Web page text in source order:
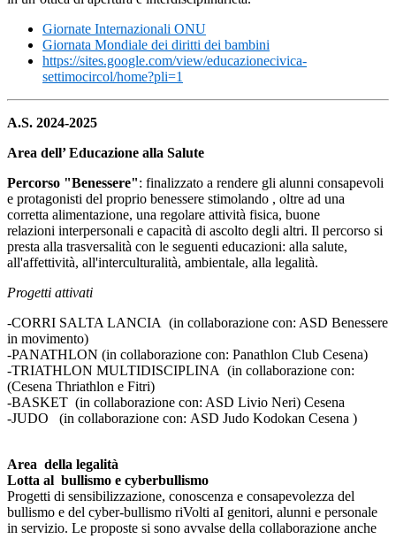
Giornate Internazionali ONU
Giornata Mondiale dei diritti dei bambini
https://sites.google.com/view/educazionecivica-
settimocircol/home?pli=1
A.S. 2024-2025
Area dell’ Educazione alla Salute
Percorso "Benessere": finalizzato a rendere gli alunni consapevoli
e protagonisti del proprio benessere stimolando , oltre ad una
corretta alimentazione, una regolare attività fisica, buone
relazioni interpersonali e capacità di ascolto degli altri. Il percorso si
presta alla trasversalità con le seguenti educazioni: alla salute,
all'affettività, all'interculturalità, ambientale, alla legalità.
Progetti attivati
-CORRI SALTA LANCIA (in collaborazione con: ASD Benessere
in movimento)
-PANATHLON (in collaborazione con: Panathlon Club Cesena)
-TRIATHLON MULTIDISCIPLINA (in collaborazione con:
(Cesena Thriathlon e Fitri)
-BASKET (in collaborazione con: ASD Livio Neri) Cesena
-JUDO
(in collaborazione con: ASD Judo Kodokan Cesena )
Area della legalità
Lotta al bullismo e cyberbullismo
Progetti di sensibilizzazione, conoscenza e consapevolezza del
bullismo e del cyber-bullismo riVolti aI genitori, alunni e personale
in servizio. Le proposte si sono avvalse della collaborazione anche